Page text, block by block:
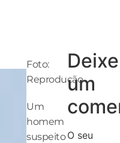
Foto:
Reprodução
Um
homem
suspeito
Deixe
um
O seu